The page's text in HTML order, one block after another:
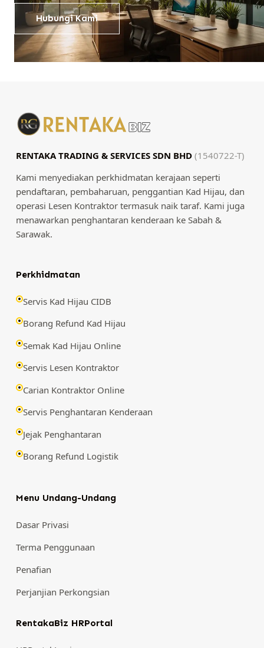
Hubungi Kami
RENTAKA TRADING & SERVICES SDN BHD (1540722-T)
Kami menyediakan perkhidmatan kerajaan seperti
pendaftaran, pembaharuan, penggantian Kad Hijau, dan
operasi Lesen Kontraktor termasuk naik taraf. Kami juga
menawarkan penghantaran kenderaan ke Sabah &
Sarawak.
Perkhidmatan
Servis Kad Hijau CIDB
Borang Refund Kad Hijau
Semak Kad Hijau Online
Servis Lesen Kontraktor
Carian Kontraktor Online
Servis Penghantaran Kenderaan
Jejak Penghantaran
Borang Refund Logistik
Menu Undang-Undang
Dasar Privasi
Terma Penggunaan
Penafian
Perjanjian Perkongsian
RentakaBiz HRPortal